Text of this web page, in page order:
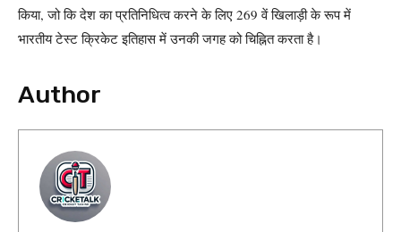
किया, जो कि देश का प्रतिनिधित्व करने के लिए 269 वें खिलाड़ी के रूप में
भारतीय टेस्ट क्रिकेट इतिहास में उनकी जगह को चिह्नित करता है।
Author